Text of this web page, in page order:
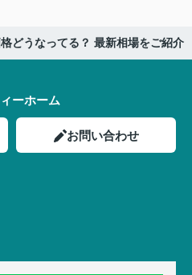
どうなってる？ 最新相場をご紹介
ーホーム
お問い合わせ